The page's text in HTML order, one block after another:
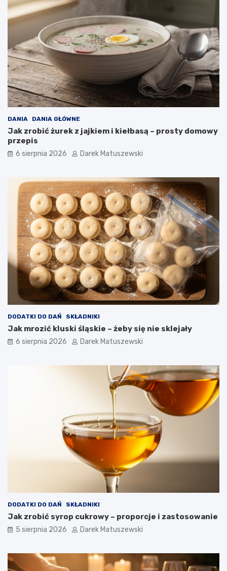
ś
ć
s
ż
o
n
y
c
h
p
o
t
r
a
w
DANIA DANIA GŁÓWNE
Jak zrobić żurek z jajkiem i kiełbasą – prosty domowy
przepis
6 sierpnia 2026 Darek Matuszewski
DODATKI DO DAŃ SKŁADNIKI
Jak mrozić kluski śląskie – żeby się nie sklejały
6 sierpnia 2026 Darek Matuszewski
DODATKI DO DAŃ SKŁADNIKI
Jak zrobić syrop cukrowy – proporcje i zastosowanie
5 sierpnia 2026 Darek Matuszewski